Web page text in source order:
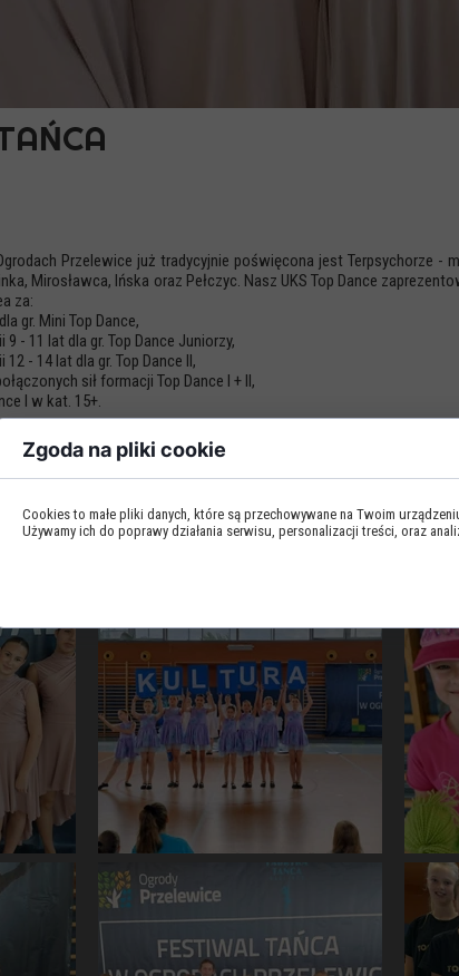
Przelewice już tradycyjnie poświęcona jest Terpsychorze -
Mirosławca, Ińska oraz Pełczyc. Nasz UKS Top Dance
za:
gr. Mini Top Dance,
- 11 lat dla gr. Top Dance Juniorzy,
- 14 lat dla gr. Top Dance II,
sił formacji Top Dance I + II,
I w kat. 15+.
Top Dance Juniorzy (w składzie: Maria Pietrzak, Nadia
Gorzynik, Alina Frąckiewicz, Maria Rozpędek), która
Zgoda na pliki cookie
Cookies to małe pliki danych, które są przechowywane na Twoim
Używamy ich do poprawy działania serwisu, personalizacji treści, oraz